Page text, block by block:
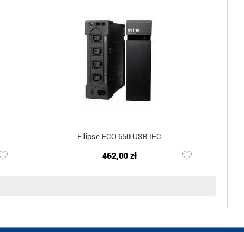
Ellipse ECO 650 USB IEC
462,00 zł